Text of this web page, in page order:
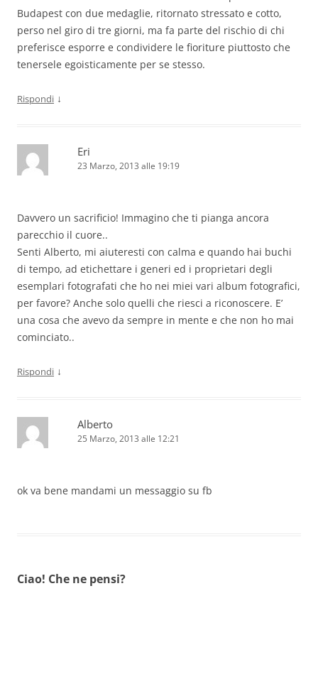
Budapest con due medaglie, ritornato stressato e cotto,
perso nel giro di tre giorni, ma fa parte del rischio di chi
preferisce esporre e condividere le fioriture piuttosto che
tenersele egoisticamente per se stesso.
Rispondi ↓
Eri
23 Marzo, 2013 alle 19:19
Davvero un sacrificio! Immagino che ti pianga ancora
parecchio il cuore..
Senti Alberto, mi aiuteresti con calma e quando hai buchi
di tempo, ad etichettare i generi ed i proprietari degli
esemplari fotografati che ho nei miei vari album fotografici,
per favore? Anche solo quelli che riesci a riconoscere. E’
una cosa che avevo da sempre in mente e che non ho mai
cominciato..
Rispondi ↓
Alberto
25 Marzo, 2013 alle 12:21
ok va bene mandami un messaggio su fb
Ciao! Che ne pensi?